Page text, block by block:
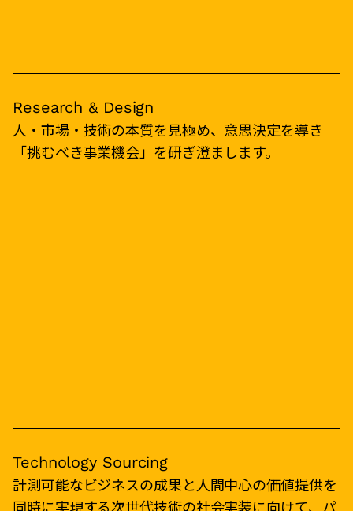
Research & Design
人・市場・技術の本質を見極め、意思決定を導き
「挑むべき事業機会」を研ぎ澄まします。
Technology Sourcing
計測可能なビジネスの成果と人間中心の価値提供を
同時に実現する次世代技術の社会実装に向けて、パ